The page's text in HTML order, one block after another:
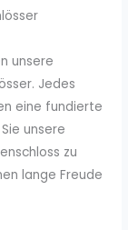
unsere
Jedes
eine fundierte
unsere
zu
lange Freude